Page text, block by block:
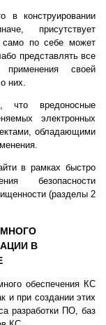
в конструировании
присутствует
само по себе может
представлять все
своей
них.
что вредоносные
электронных
обладающими
в рамках быстро
безопасности
(разделы 2
В
обеспечения КС
и при создании этих
разработки ПО, баз